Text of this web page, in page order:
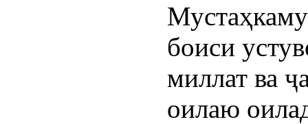
боиси
миллат ва
оилаю